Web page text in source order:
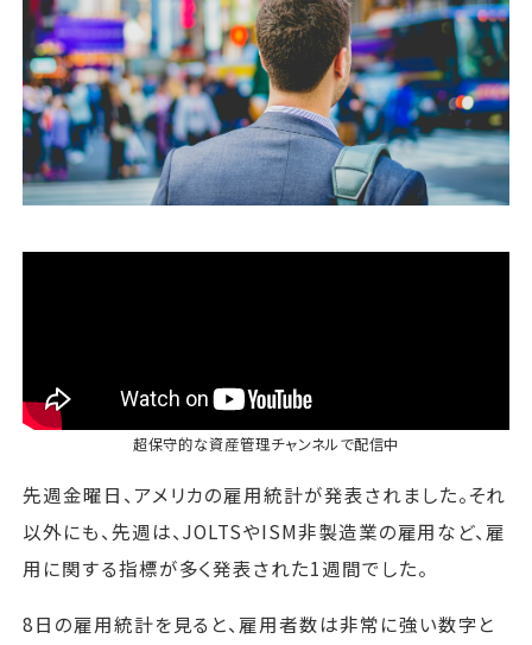
ファミリーオフィスとは
関連書籍
メールマガジン登録
よくある質問
超保守的な資産管理チャンネルで配信中
先週金曜日、アメリカの雇用統計が発表されました。それ
以外にも、先週は、JOLTSやISM非製造業の雇用など、雇
用に関する指標が多く発表された1週間でした。
8日の雇用統計を見ると、雇用者数は非常に強い数字と